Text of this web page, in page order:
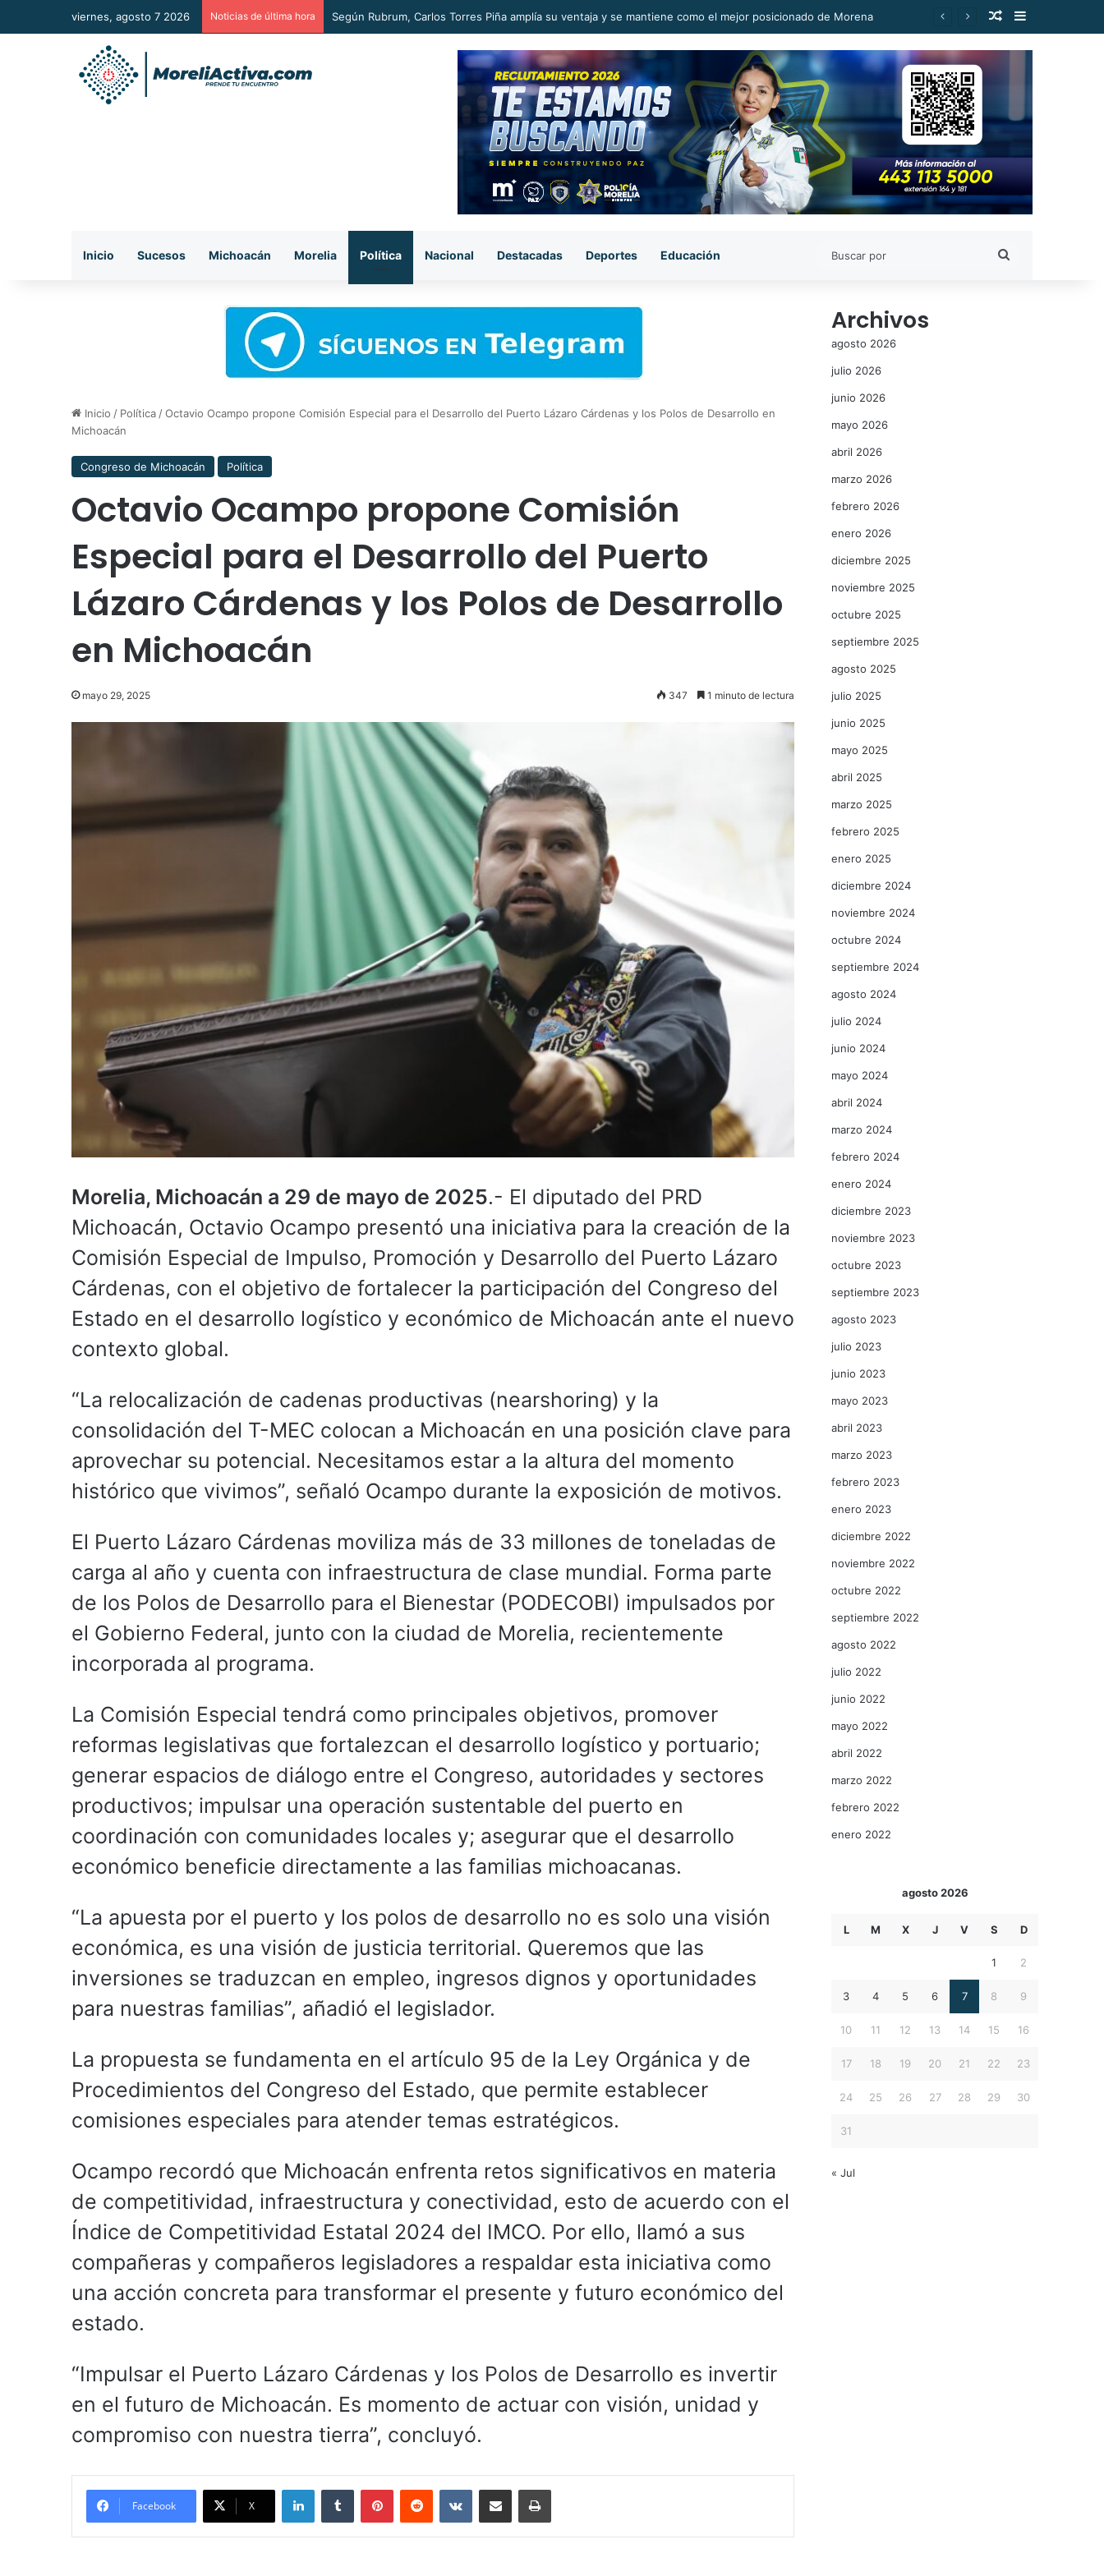
viernes, agosto 7 2026 Noticias de última hora Según Rubrum, Carlos Torres Piña amplía su ventaja y se mantiene como el mejor posicionado de Morena Publicación al
Barra lateral
Inicio Sucesos Michoacán Morelia Política Nacional Destacadas Deportes Educación
Inicio / Política /Octavio Ocampo propone Comisión Especial para el Desarrollo del Puerto Lázaro Cárdenas y los Polos de Desarrollo en
Michoacán
Congreso de Michoacán Política
Octavio Ocampo propone Comisión
Especial para el Desarrollo del Puerto
Lázaro Cárdenas y los Polos de Desarrollo
en Michoacán
mayo 29, 2025 347 1 minuto de lectura
Morelia, Michoacán a 29 de mayo de 2025.- El diputado del PRD
Michoacán, Octavio Ocampo presentó una iniciativa para la creación de la
Comisión Especial de Impulso, Promoción y Desarrollo del Puerto Lázaro
Cárdenas, con el objetivo de fortalecer la participación del Congreso del
Estado en el desarrollo logístico y económico de Michoacán ante el nuevo
contexto global.
“La relocalización de cadenas productivas (nearshoring) y la
consolidación del T-MEC colocan a Michoacán en una posición clave para
aprovechar su potencial. Necesitamos estar a la altura del momento
histórico que vivimos”, señaló Ocampo durante la exposición de motivos.
El Puerto Lázaro Cárdenas moviliza más de 33 millones de toneladas de
carga al año y cuenta con infraestructura de clase mundial. Forma parte
de los Polos de Desarrollo para el Bienestar (PODECOBI) impulsados por
el Gobierno Federal, junto con la ciudad de Morelia, recientemente
incorporada al programa.
La Comisión Especial tendrá como principales objetivos, promover
reformas legislativas que fortalezcan el desarrollo logístico y portuario;
generar espacios de diálogo entre el Congreso, autoridades y sectores
productivos; impulsar una operación sustentable del puerto en
coordinación con comunidades locales y; asegurar que el desarrollo
económico beneficie directamente a las familias michoacanas.
“La apuesta por el puerto y los polos de desarrollo no es solo una visión
económica, es una visión de justicia territorial. Queremos que las
inversiones se traduzcan en empleo, ingresos dignos y oportunidades
para nuestras familias”, añadió el legislador.
La propuesta se fundamenta en el artículo 95 de la Ley Orgánica y de
Procedimientos del Congreso del Estado, que permite establecer
comisiones especiales para atender temas estratégicos.
Ocampo recordó que Michoacán enfrenta retos significativos en materia
de competitividad, infraestructura y conectividad, esto de acuerdo con el
Índice de Competitividad Estatal 2024 del IMCO. Por ello, llamó a sus
compañeras y compañeros legisladores a respaldar esta iniciativa como
una acción concreta para transformar el presente y futuro económico del
estado.
“Impulsar el Puerto Lázaro Cárdenas y los Polos de Desarrollo es invertir
en el futuro de Michoacán. Es momento de actuar con visión, unidad y
compromiso con nuestra tierra”, concluyó.
Facebook X
LinkedInTumblr PinterestReddit VKontakteCompartir por correo electrónicoImprimir
Archivos
agosto 2026
julio 2026
junio 2026
mayo 2026
abril 2026
marzo 2026
febrero 2026
enero 2026
diciembre 2025
noviembre 2025
octubre 2025
septiembre 2025
agosto 2025
julio 2025
junio 2025
mayo 2025
abril 2025
marzo 2025
febrero 2025
enero 2025
diciembre 2024
noviembre 2024
octubre 2024
septiembre 2024
agosto 2024
julio 2024
junio 2024
mayo 2024
abril 2024
marzo 2024
febrero 2024
enero 2024
diciembre 2023
noviembre 2023
octubre 2023
septiembre 2023
agosto 2023
julio 2023
junio 2023
mayo 2023
abril 2023
marzo 2023
febrero 2023
enero 2023
diciembre 2022
noviembre 2022
octubre 2022
septiembre 2022
agosto 2022
julio 2022
junio 2022
mayo 2022
abril 2022
marzo 2022
febrero 2022
enero 2022
agosto 2026
L M X J V S D
1 2
3 4 5 6 7 8 9
10 11 12 13 14 15 16
17 18 19 20 21 22 23
24 25 26 27 28 29 30
31
« Jul